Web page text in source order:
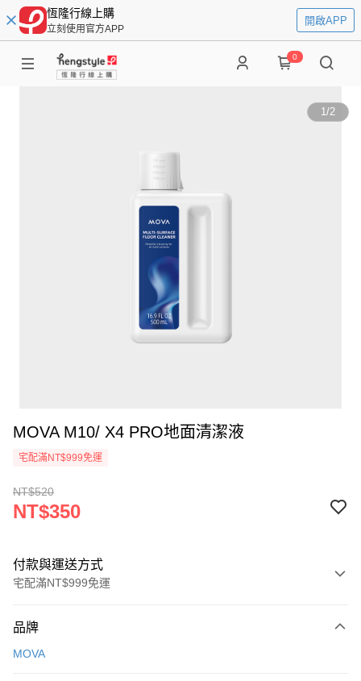
恆隆行線上購
立刻使用官方APP
開啟APP
0
1/2
MOVA M10/ X4 PRO地面清潔液
宅配滿NT$999免運
NT$520
NT$350
付款與運送方式
宅配滿NT$999免運
信用卡一次付款
品牌
MOVA